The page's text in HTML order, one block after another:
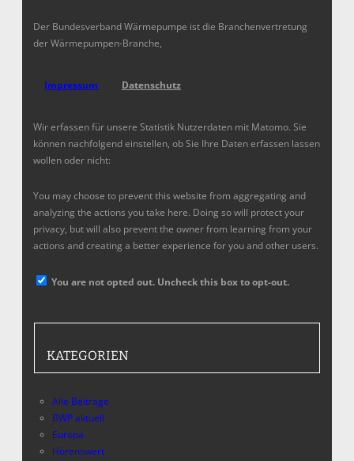
Der Bundesverband Wärmepumpe ist die Branchenvertretung
der Wärmepumpen-Branche,
Impressum Datenschutz
Wir erfassen für unsere Statistik Nutzerdaten mit Matomo. Sie
können nachfolgend einstellen, ob Sie Ihre Daten erfassen lassen
wollen oder nicht:
You may choose to prevent this website from aggregating and
analyzing the actions you take here. Doing so will protect your
privacy, but will also prevent the owner from learning from your
actions and creating a better experience for you and other users.
You are not opted out. Uncheck this box to opt-out.
KATEGORIEN
Alle Beiträge
BWP aktuell
Europa
Hörenswert